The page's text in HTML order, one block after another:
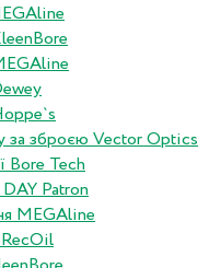
за зброєю Vector Optics
Bore Tech
Patron
MEGAline